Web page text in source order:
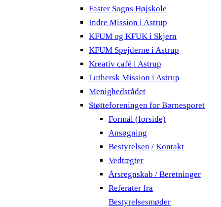
Faster Sogns Højskole
Indre Mission i Astrup
KFUM og KFUK i Skjern
KFUM Spejderne i Astrup
Kreativ café i Astrup
Luthersk Mission i Astrup
Menighedsrådet
Støtteforeningen for Børnesporet
Formål (forside)
Ansøgning
Bestyrelsen / Kontakt
Vedtægter
Årsregnskab / Beretninger
Referater fra
Bestyrelsesmøder